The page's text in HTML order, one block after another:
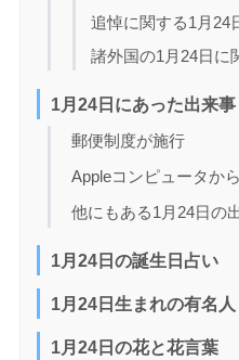
追悼に関する1月24
諸外国の1月24日に
1月24日にあった出来事
郵便制度が施行
Appleコンピュータか
他にもある1月24日の
1月24日の誕生日占い
1月24日生まれの有名人
1月24日の花と花言葉